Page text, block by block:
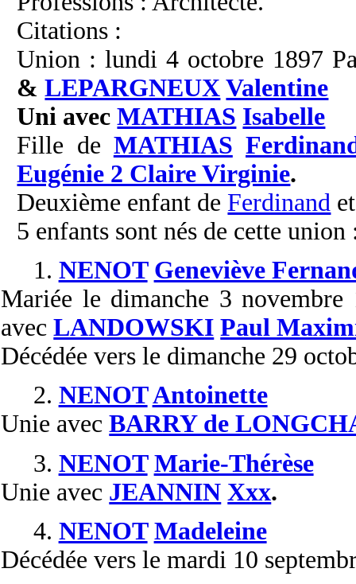
Citations :
Union : lundi 4 octobre 1897
&LEPARGNEUX Valentine
Uni avecMATHIAS Isabelle
Fille de MATHIAS
Eugénie 2 Claire Virginie.
Deuxième enfant de Ferdinand
5 enfants sont nés de cette union
1. NENOT Geneviève
Mariée le dimanche 3
avecLANDOWSKI Paul
Décédée vers le dimanche 29
2. NENOTAntoinette
Unie avecBARRY de
3. NENOT Marie-Thérèse
Unie avec JEANNIN Xxx.
4. NENOT Madeleine
Décédée vers le mardi 10